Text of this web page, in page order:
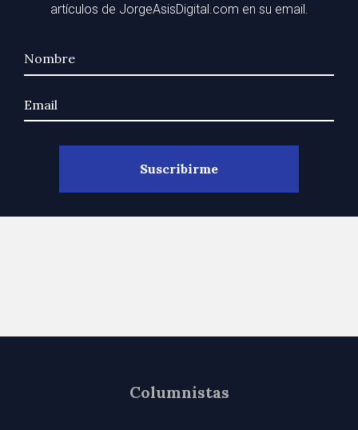
artículos de JorgeAsisDigital.com en su email.
Columnistas